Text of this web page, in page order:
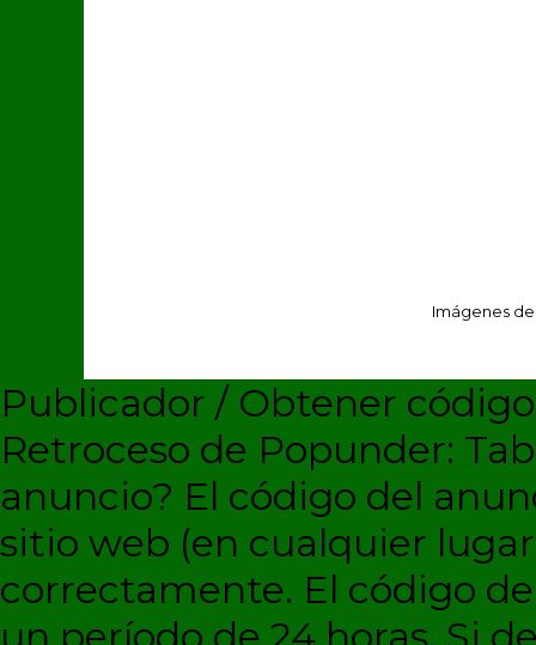
Imágenes
Publicador / Obtener
Retroceso de Popunder:
anuncio? El código del
sitio web (en cualquier
correctamente. El código